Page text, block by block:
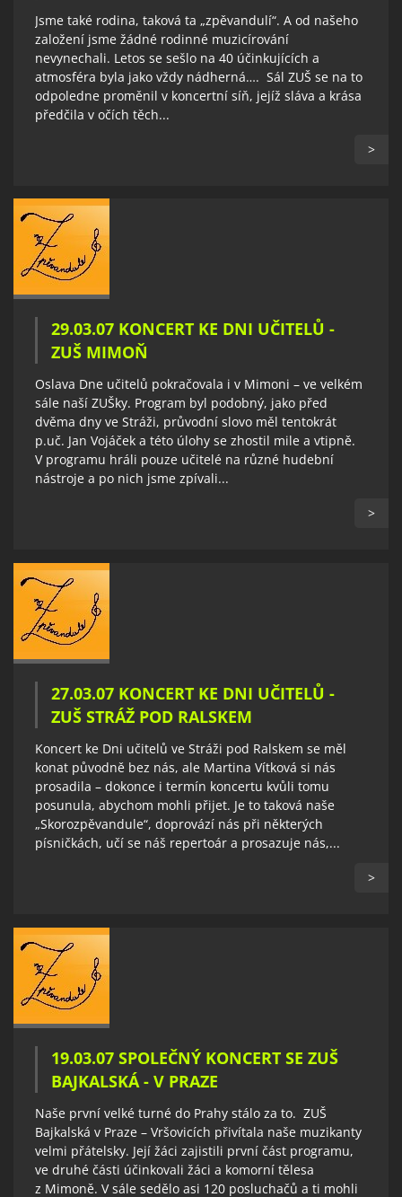
Jsme také rodina, taková ta „zpěvandulí“. A od našeho
založení jsme žádné rodinné muzicírování
nevynechali. Letos se sešlo na 40 účinkujících a
atmosféra byla jako vždy nádherná…. Sál ZUŠ se na to
odpoledne proměnil v koncertní síň, jejíž sláva a krása
předčila v očích těch...
>
29.03.07 KONCERT KE DNI UČITELŮ -
ZUŠ MIMOŇ
Oslava Dne učitelů pokračovala i v Mimoni – ve velkém
sále naší ZUŠky. Program byl podobný, jako před
dvěma dny ve Stráži, průvodní slovo měl tentokrát
p.uč. Jan Vojáček a této úlohy se zhostil mile a vtipně.
V programu hráli pouze učitelé na různé hudební
nástroje a po nich jsme zpívali...
>
27.03.07 KONCERT KE DNI UČITELŮ -
ZUŠ STRÁŽ POD RALSKEM
Koncert ke Dni učitelů ve Stráži pod Ralskem se měl
konat původně bez nás, ale Martina Vítková si nás
prosadila – dokonce i termín koncertu kvůli tomu
posunula, abychom mohli přijet. Je to taková naše
„Skorozpěvandule“, doprovází nás při některých
písničkách, učí se náš repertoár a prosazuje nás,...
>
19.03.07 SPOLEČNÝ KONCERT SE ZUŠ
BAJKALSKÁ - V PRAZE
Naše první velké turné do Prahy stálo za to. ZUŠ
Bajkalská v Praze – Vršovicích přivítala naše muzikanty
velmi přátelsky. Její žáci zajistili první část programu,
ve druhé části účinkovali žáci a komorní tělesa
z Mimoně. V sále sedělo asi 120 posluchačů a ti mohli